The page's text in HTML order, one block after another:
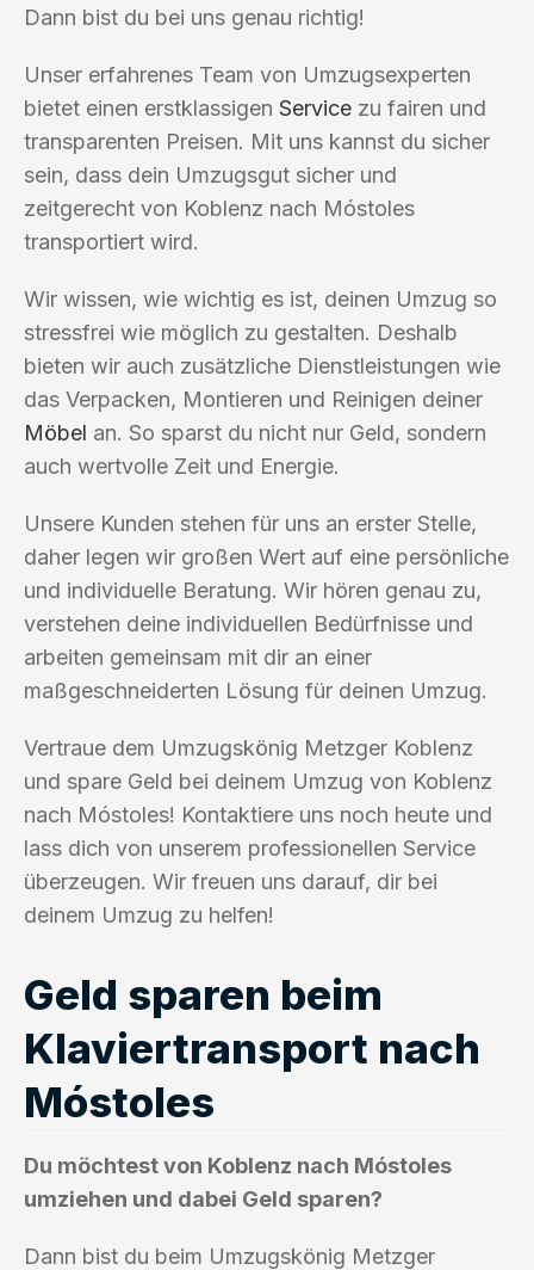
Dann bist du bei uns genau richtig!
Unser erfahrenes Team von Umzugsexperten
bietet einen erstklassigen Service zu fairen und
transparenten Preisen. Mit uns kannst du sicher
sein, dass dein Umzugsgut sicher und
zeitgerecht von Koblenz nach Móstoles
transportiert wird.
Wir wissen, wie wichtig es ist, deinen Umzug so
stressfrei wie möglich zu gestalten. Deshalb
bieten wir auch zusätzliche Dienstleistungen wie
das Verpacken, Montieren und Reinigen deiner
Möbel an. So sparst du nicht nur Geld, sondern
auch wertvolle Zeit und Energie.
Unsere Kunden stehen für uns an erster Stelle,
daher legen wir großen Wert auf eine persönliche
und individuelle Beratung. Wir hören genau zu,
verstehen deine individuellen Bedürfnisse und
arbeiten gemeinsam mit dir an einer
maßgeschneiderten Lösung für deinen Umzug.
Vertraue dem Umzugskönig Metzger Koblenz
und spare Geld bei deinem Umzug von Koblenz
nach Móstoles! Kontaktiere uns noch heute und
lass dich von unserem professionellen Service
überzeugen. Wir freuen uns darauf, dir bei
deinem Umzug zu helfen!
Geld sparen beim
Klaviertransport nach
Móstoles
Du möchtest von Koblenz nach Móstoles
umziehen und dabei Geld sparen?
Dann bist du beim Umzugskönig Metzger